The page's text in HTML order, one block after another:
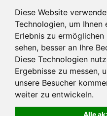
Diese Website
Technologien, um
Erlebnis zu
sehen, besser an Ihre
Diese Technologien
Ergebnisse zu messen,
unsere Besucher
weiter zu entwickeln.
Alle
34,99 €
ERHALTEN SIE UNSERE
Ich akzeptiere die